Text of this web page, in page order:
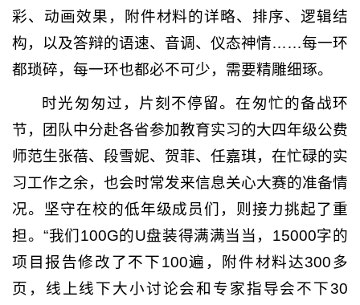
彩、动画效果，附件材料的详略、排序、逻辑结
构，以及答辩的语速、音调、仪态神情……每一环
都琐碎，每一环也都必不可少，需要精雕细琢。
时光匆匆过，片刻不停留。在匆忙的备战环
节，团队中分赴各省参加教育实习的大四年级公费
师范生张蓓、段雪妮、贺菲、任嘉琪，在忙碌的实
习工作之余，也会时常发来信息关心大赛的准备情
况。坚守在校的低年级成员们，则接力挑起了重
担。“我们100G的U盘装得满满当当，15000字的
项目报告修改了不下100遍，附件材料达300多
页，线上线下大小讨论会和专家指导会不下30